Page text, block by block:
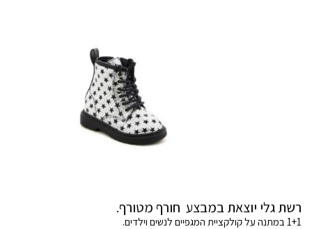
רשת גלי יוצאת במבצע חורף מטורף.
1+1 במתנה על קולקציית המגפיים לנשים וילדים.